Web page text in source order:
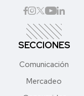
SECCIONES
Comunicación
Mercadeo